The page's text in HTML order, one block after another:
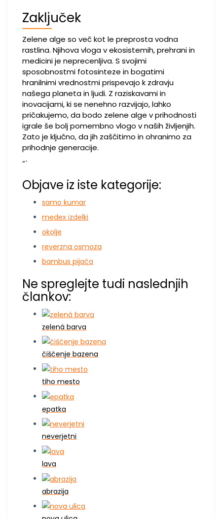
Zaključek
Zelene alge so več kot le preprosta vodna
rastlina. Njihova vloga v ekosistemih, prehrani in
medicini je neprecenljiva. S svojimi
sposobnostmi fotosinteze in bogatimi
hranilnimi vrednostmi prispevajo k zdravju
našega planeta in ljudi. Z raziskavami in
inovacijami, ki se nenehno razvijajo, lahko
pričakujemo, da bodo zelene alge v prihodnosti
igrale še bolj pomembno vlogo v naših življenjih.
Zato je ključno, da jih zaščitimo in ohranimo za
prihodnje generacije.
“`
Objave iz iste kategorije:
samo kumar
medex izdelki
okolje
reverzna osmoza
bambus pijača
Ne spreglejte tudi naslednjih
člankov:
zelená barva
čiščenje bazena
tiho mesto
epatka
neverjetni
lava
abrazija